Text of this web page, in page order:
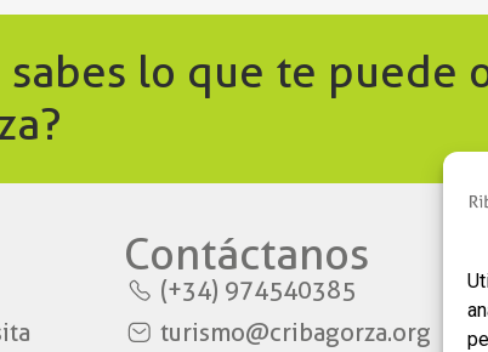
sabes lo que te puede
Contáctanos​
(+34) 974540385
turismo@cribagorza.org